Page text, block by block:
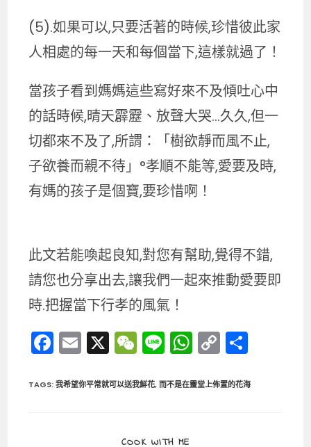
(5).如果可以,只要活著的時候,珍惜彼此家
人相處的每一天和每個當下,這樣就過了！
當孩子看到媽媽這些寫好來不及傾吐心中
的話時候,晴天霹靂、放聲大哭…久久,但一
切都來不及了,所謂：「樹欲靜而風不止,
子欲養而親不待」°孝順不能等,愛要及時,
有媽的孩子是個寶,要珍惜啊！
此文若能喚起良知,對您有幫助,覺得不錯,
請您也分享出去,讓我們一起來推動愛要即
時.把握當下行孝的風氣！
F
a
c
E
m
ai
X W
e
C
a
Li
n
e
W
h
a
C
o
p
TAGS:我希望你平常就可以送我鮮花, 而不是在靈堂上佈置的花海
COOK WITH ME